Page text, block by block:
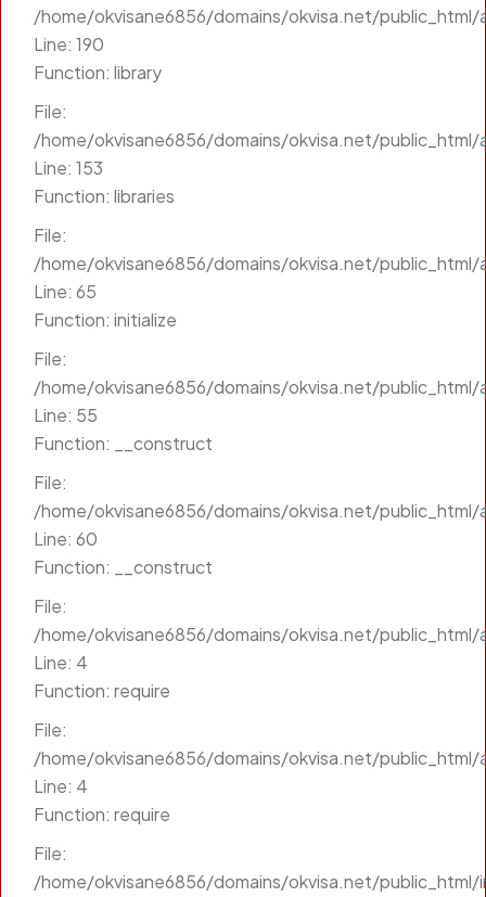
/home/okvisane6856/domains/okvisa.net/
Line: 190
Function: library
File:
/home/okvisane6856/domains/okvisa.net/
Line: 153
Function: libraries
File:
/home/okvisane6856/domains/okvisa.net/
Line: 65
Function: initialize
File:
/home/okvisane6856/domains/okvisa.net/
Line: 55
Function: __construct
File:
/home/okvisane6856/domains/okvisa.net/
Line: 60
Function: __construct
File:
/home/okvisane6856/domains/okvisa.net/
Line: 4
Function: require
File:
/home/okvisane6856/domains/okvisa.net/
Line: 4
Function: require
File:
/home/okvisane6856/domains/okvisa.net/public_html/